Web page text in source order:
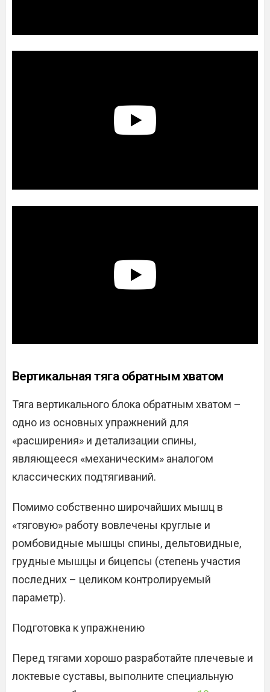
Вертикальная тяга обратным хватом
Тяга вертикального блока обратным хватом –
одно из основных упражнений для
«расширения» и детализации спины,
являющееся «механическим» аналогом
классических подтягиваний.
Помимо собственно широчайших мышц в
«тяговую» работу вовлечены круглые и
ромбовидные мышцы спины, дельтовидные,
грудные мышцы и бицепсы (степень участия
последних – целиком контролируемый
параметр).
Подготовка к упражнению
Перед тягами хорошо разработайте плечевые и
локтевые суставы, выполните специальную